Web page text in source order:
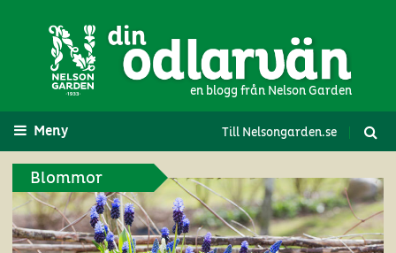
en blogg från Nelson Garden
Meny Till Nelsongarden.se
Blommor